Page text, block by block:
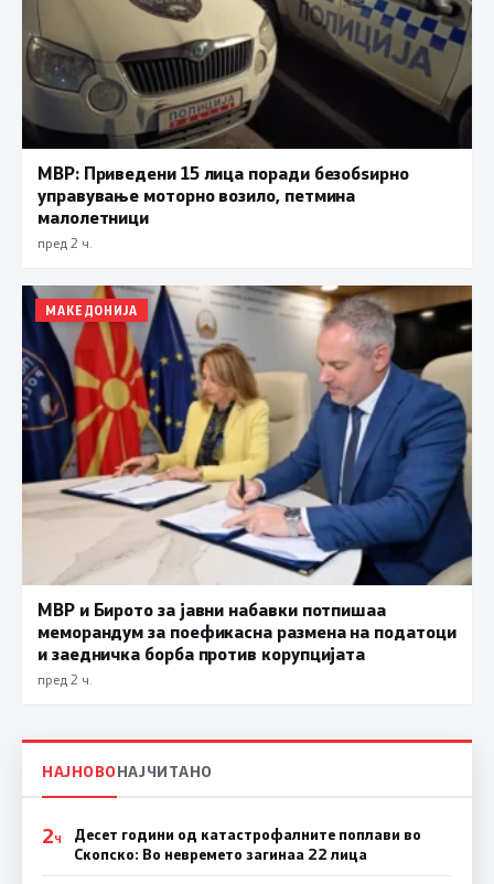
МВР: Приведени 15 лица поради безобѕирно
управување моторно возило, петмина
малолетници
пред 2 ч.
МАКЕДОНИЈА
МВР и Бирото за јавни набавки потпишаа
меморандум за поефикасна размена на податоци
и заедничка борба против корупцијата
пред 2 ч.
НАЈНОВОНАЈЧИТАНО
2Ч
Десет години од катастрофалните поплави во
Скопско: Во невремето загинаа 22 лица